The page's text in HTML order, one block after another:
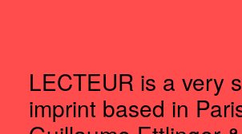
LECTEUR is a very
imprint based in